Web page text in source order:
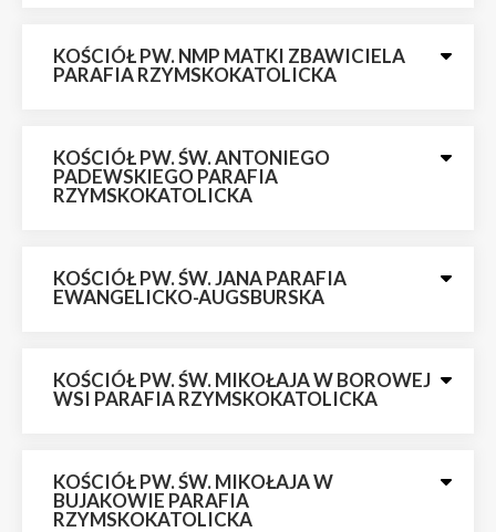
KOŚCIÓŁ PW. NMP MATKI ZBAWICIELA
PARAFIA RZYMSKOKATOLICKA
KOŚCIÓŁ PW. ŚW. ANTONIEGO
PADEWSKIEGO PARAFIA
RZYMSKOKATOLICKA
KOŚCIÓŁ PW. ŚW. JANA PARAFIA
EWANGELICKO-AUGSBURSKA
KOŚCIÓŁ PW. ŚW. MIKOŁAJA W BOROWEJ
WSI PARAFIA RZYMSKOKATOLICKA
KOŚCIÓŁ PW. ŚW. MIKOŁAJA W
BUJAKOWIE PARAFIA
RZYMSKOKATOLICKA